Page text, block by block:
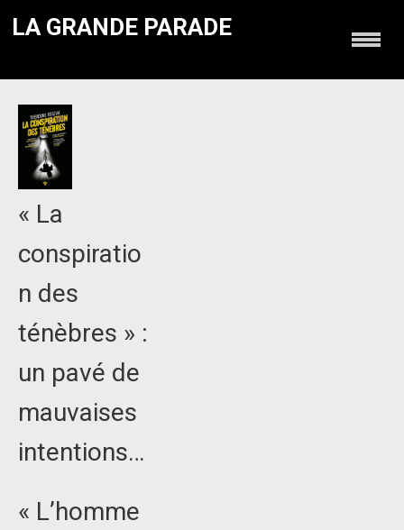
LA GRANDE PARADE
« La
conspiratio
n des
ténèbres » :
un pavé de
mauvaises
intentions…
« L’homme